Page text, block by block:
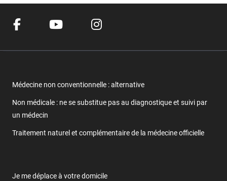
Médecine non conventionnelle : alternative
Non médicale : ne se substitue pas au diagnostique et suivi par
un médecin
Traitement naturel et complémentaire de la médecine officielle
Je me déplace à votre domicile